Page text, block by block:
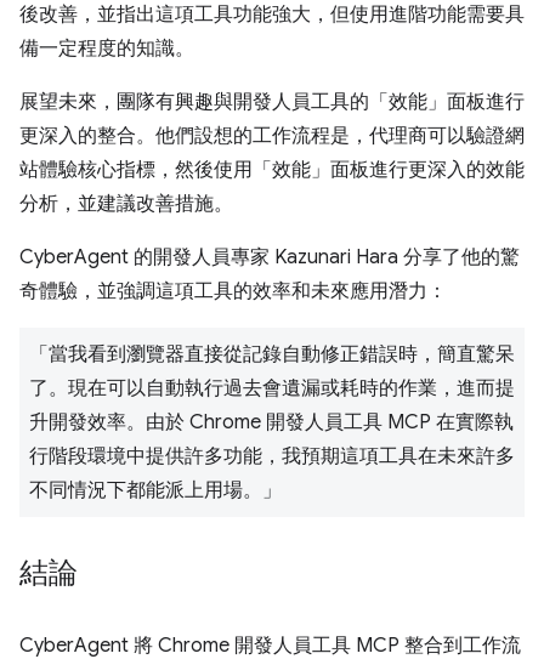
後改善，並指出這項工具功能強大，但使用進階功能需要具
備一定程度的知識。
展望未來，團隊有興趣與開發人員工具的「效能」面板進行
更深入的整合。他們設想的工作流程是，代理商可以驗證網
站體驗核心指標，然後使用「效能」面板進行更深入的效能
分析，並建議改善措施。
CyberAgent 的開發人員專家 Kazunari Hara 分享了他的驚
奇體驗，並強調這項工具的效率和未來應用潛力：
「當我看到瀏覽器直接從記錄自動修正錯誤時，簡直驚呆
了。現在可以自動執行過去會遺漏或耗時的作業，進而提
升開發效率。由於 Chrome 開發人員工具 MCP 在實際執
行階段環境中提供許多功能，我預期這項工具在未來許多
不同情況下都能派上用場。」
結論
CyberAgent 將 Chrome 開發人員工具 MCP 整合到工作流